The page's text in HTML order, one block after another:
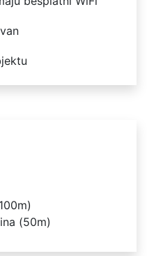
(50m)